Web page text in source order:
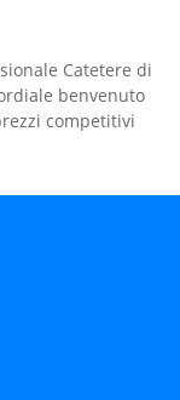
Catetere di
benvenuto
competitivi